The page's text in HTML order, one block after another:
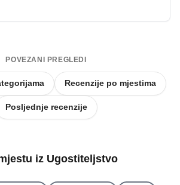
POVEZANI PREGLEDI
Recenzije po mjestima
Posljednje recenzije
iz Ugostiteljstvo